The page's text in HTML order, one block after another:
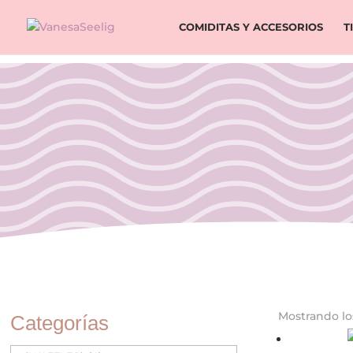
COMIDITAS Y ACCESORIOS
Categorías Mostrando